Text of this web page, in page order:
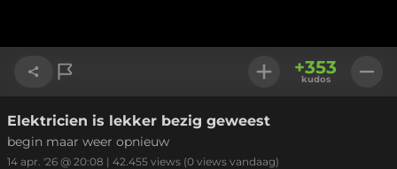
Link kopiëren
+353
kudos
Elektricien is lekker bezig geweest
begin maar weer opnieuw
14 apr. '26 @ 20:08 | 42.455 views (0 views vandaag)